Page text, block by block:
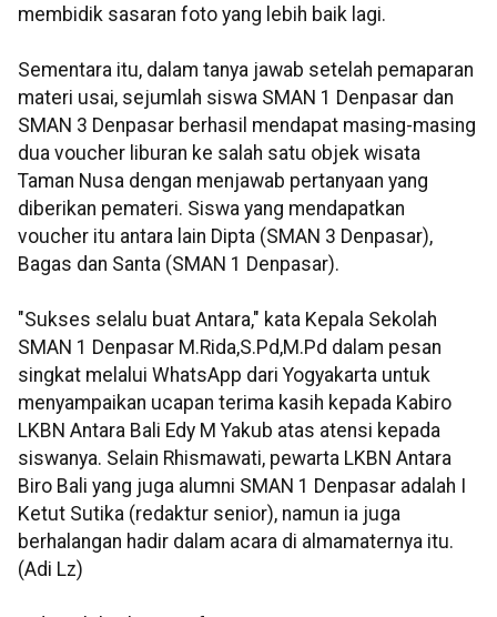
membidik sasaran foto yang lebih baik lagi.
Sementara itu, dalam tanya jawab setelah pemaparan
materi usai, sejumlah siswa SMAN 1 Denpasar dan
SMAN 3 Denpasar berhasil mendapat masing-masing
dua voucher liburan ke salah satu objek wisata
Taman Nusa dengan menjawab pertanyaan yang
diberikan pemateri. Siswa yang mendapatkan
voucher itu antara lain Dipta (SMAN 3 Denpasar),
Bagas dan Santa (SMAN 1 Denpasar).
"Sukses selalu buat Antara," kata Kepala Sekolah
SMAN 1 Denpasar M.Rida,S.Pd,M.Pd dalam pesan
singkat melalui WhatsApp dari Yogyakarta untuk
menyampaikan ucapan terima kasih kepada Kabiro
LKBN Antara Bali Edy M Yakub atas atensi kepada
siswanya. Selain Rhismawati, pewarta LKBN Antara
Biro Bali yang juga alumni SMAN 1 Denpasar adalah I
Ketut Sutika (redaktur senior), namun ia juga
berhalangan hadir dalam acara di almamaternya itu.
(Adi Lz)